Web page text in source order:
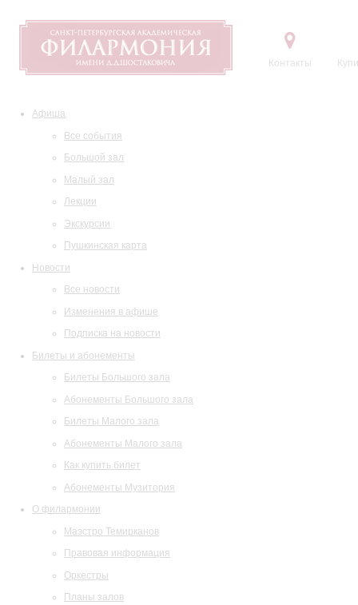
Контакты
Афиша
Все события
Большой зал
Малый зал
Лекции
Экскурсии
Пушкинская карта
Новости
Все новости
Изменения в афише
Подписка на новости
Билеты и абонементы
Билеты Большого зала
Абонементы Большого зала
Билеты Малого зала
Абонементы Малого зала
Как купить билет
Абонементы Музитория
О филармонии
Маэстро Темирканов
Правовая информация
Оркестры
Планы залов